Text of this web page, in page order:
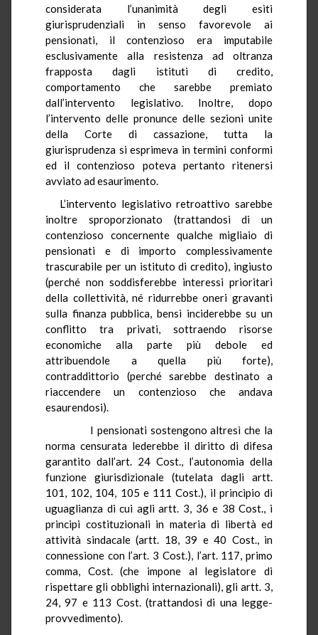
considerata l’unanimità degli esiti
giurisprudenziali in senso favorevole ai
pensionati, il contenzioso era imputabile
esclusivamente alla resistenza ad oltranza
frapposta dagli istituti di credito,
comportamento che sarebbe premiato
dall’intervento legislativo. Inoltre, dopo
l’intervento delle pronunce delle sezioni unite
della Corte di cassazione, tutta la
giurisprudenza si esprimeva in termini conformi
ed il contenzioso poteva pertanto ritenersi
avviato ad esaurimento.
L’intervento legislativo retroattivo sarebbe
inoltre sproporzionato (trattandosi di un
contenzioso concernente qualche migliaio di
pensionati e di importo complessivamente
trascurabile per un istituto di credito), ingiusto
(perché non soddisferebbe interessi prioritari
della collettività, né ridurrebbe oneri gravanti
sulla finanza pubblica, bensì inciderebbe su un
conflitto tra privati, sottraendo risorse
economiche alla parte più debole ed
attribuendole a quella più forte),
contraddittorio (perché sarebbe destinato a
riaccendere un contenzioso che andava
esaurendosi).
I pensionati sostengono altresì che la
norma censurata lederebbe il diritto di difesa
garantito dall’art. 24 Cost., l’autonomia della
funzione giurisdizionale (tutelata dagli artt.
101, 102, 104, 105 e 111 Cost.), il principio di
uguaglianza di cui agli artt. 3, 36 e 38 Cost., i
principi costituzionali in materia di libertà ed
attività sindacale (artt. 18, 39 e 40 Cost., in
connessione con l’art. 3 Cost.), l’art. 117, primo
comma, Cost. (che impone al legislatore di
rispettare gli obblighi internazionali), gli artt. 3,
24, 97 e 113 Cost. (trattandosi di una legge-
provvedimento).